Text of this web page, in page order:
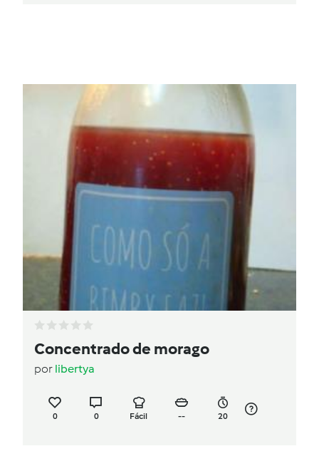
Concentrado de morago
por libertya
0 0 Fácil -- 20